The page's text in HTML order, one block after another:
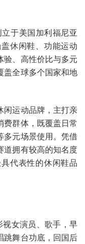
于美国加利福尼亚
休闲鞋、功能运动
验、高性价比与多元
盖全球多个国家和地
闲运动品牌，主打亲
费群体，既覆盖日常
多元场景使用。凭借
道拥有较高的知名度
代表性的休闲鞋品
女演员、歌手，早
跳舞台功底，回国后